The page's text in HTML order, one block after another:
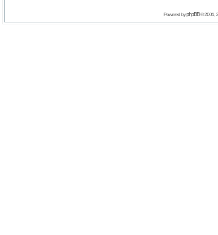
Powered byphpBB© 2001,